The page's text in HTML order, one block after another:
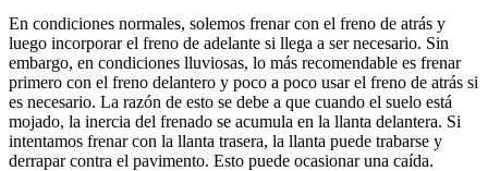
En condiciones normales, solemos frenar con el freno de atrás y
luego incorporar el freno de adelante si llega a ser necesario. Sin
embargo, en condiciones lluviosas, lo más recomendable es frenar
primero con el freno delantero y poco a poco usar el freno de atrás si
es necesario. La razón de esto se debe a que cuando el suelo está
mojado, la inercia del frenado se acumula en la llanta delantera. Si
intentamos frenar con la llanta trasera, la llanta puede trabarse y
derrapar contra el pavimento. Esto puede ocasionar una caída.